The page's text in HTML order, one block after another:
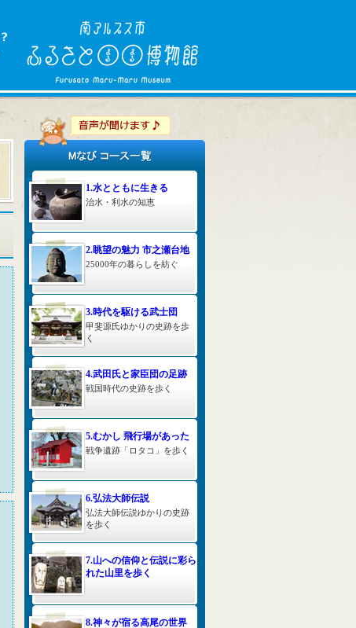
1.水とともに生きる
治水・利水の知恵
2.眺望の魅力 市之瀬台地
25000年の暮らしを紡ぐ
3.時代を駆ける武士団
甲斐源氏ゆかりの史跡を歩
く
4.武田氏と家臣団の足跡
戦国時代の史跡を歩く
5.むかし 飛行場があった
戦争遺跡「ロタコ」を歩く
6.弘法大師伝説
弘法大師伝説ゆかりの史跡
を歩く
7.山への信仰と伝説に彩ら
れた山里を歩く
8.神々が宿る高尾の世界